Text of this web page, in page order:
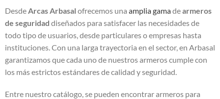
DesdeArcas Arbasal ofrecemos una amplia gamadearmeros
de seguridad diseñados para satisfacer las necesidades de
todo tipo de usuarios, desde particulares o empresas hasta
instituciones. Con una larga trayectoria en el sector, en Arbasal
garantizamos que cada uno de nuestros armeros cumple con
los más estrictos estándares de calidad y seguridad.
Entre nuestro catálogo, se pueden encontrar armeros para